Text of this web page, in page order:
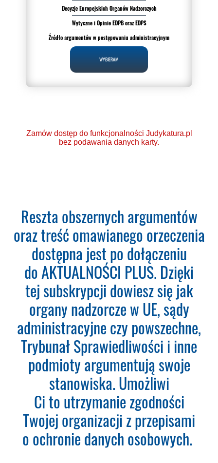
Decyzje Europejskich Organów Nadzorczych
Wytyczne i Opinie EDPB oraz EDPS
Źródło argumentów w postępowaniu administracyjnym
WYBIERAM
Zamów dostęp do funkcjonalności Judykatura.pl
bez podawania danych karty.
o Ochronie Danych
Osobowych (RODO).
Codzienna aktualizacja
bazy orzeczeń.
Teraz zamawiasz Szkolenie RODO -
Inspektor Ochrony Danych.Nie
musisz podawać karty płatniczej.
Wystarczy, że wypełnisz formularz
a na podany adres e-mail otrzymasz
fakturę VAT do opłacenia. Ważne:
Dopiero po zaksięgowaniu płatności
– system utworzy konto
użytkownika oraz uruchomi
subskrypcję. Dopiero od tego
momentu rozpoczyna się okres
Subskrypcji.
Reszta obszernych argumentów
oraz treść omawianego orzeczenia
dostępna jest po dołączeniu
do AKTUALNOŚCI PLUS. Dzięki
tej subskrypcji dowiesz się jak
organy nadzorcze w UE, sądy
administracyjne czy powszechne,
Trybunał Sprawiedliwości i inne
podmioty argumentują swoje
stanowiska. Umożliwi
Ci to utrzymanie zgodności
Twojej organizacji z przepisami
o ochronie danych osobowych.